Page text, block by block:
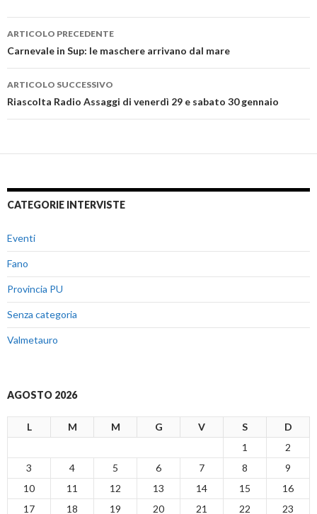
Navigazione
articolo
ARTICOLO PRECEDENTE
Carnevale in Sup: le maschere arrivano dal mare
ARTICOLO SUCCESSIVO
Riascolta Radio Assaggi di venerdì 29 e sabato 30 gennaio
CATEGORIE INTERVISTE
Eventi
Fano
Provincia PU
Senza categoria
Valmetauro
AGOSTO 2026
L M M G V S D
1
2
3
4 5 6 7 8
9
10
11 12 13 14 15
16
17
18 19 20 21 22
23